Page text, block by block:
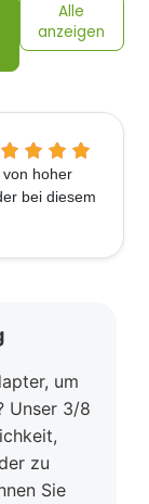
Alle
anzeigen
hoher
bei diesem
um
Unser 3/8
zu
Sie